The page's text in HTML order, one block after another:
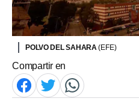
POLVO DEL SAHARA(EFE)
Compartir en